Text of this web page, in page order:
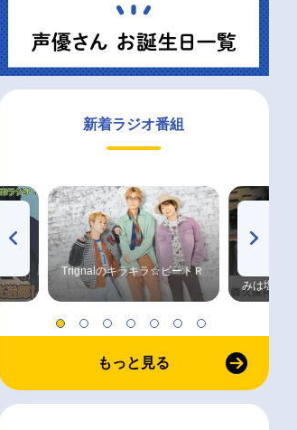
新着ラジオ番組
Trignalのキラキラ☆ビートＲ
みは塩だけ
もっと見る